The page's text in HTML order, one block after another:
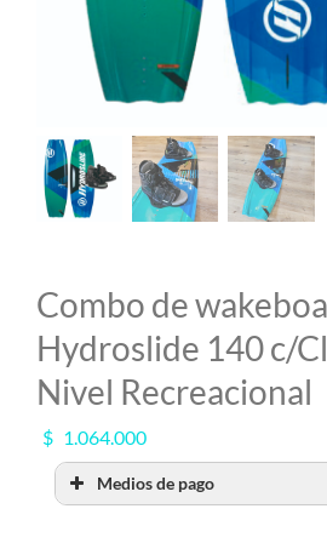
MI CUENTA
Combo de
Hydroslide 140 c/
Nivel Recreacional
$ 1.064.000
Medios de pago